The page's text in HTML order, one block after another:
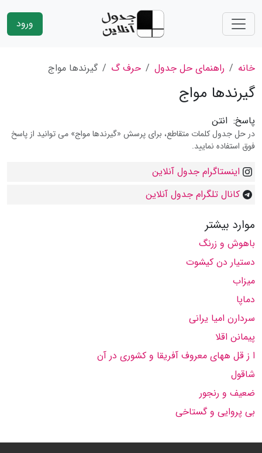
ورود
خانه راهنمای حل جدول حرف گ گیرندها مواج
گیرندها مواج
پاسخ: انتن
در حل جدول کلمات متقاطع، برای پرسش «گیرندها مواج» می توانید از پاسخ
فوق استفاده نمایید.
اینستاگرام جدول آنلاین
کانال تلگرام جدول آنلاین
موارد بیشتر
باهوش و زرنگ
دستیار دن كیشوت
میزاب
دماپا
سردارن امیا یرانی
پیمانن اقلا
ا ز قل ههای معروف آفریقا و كشوری در آن
شاقول
ضعیف و رنجور
بی پروایی و گستاخی